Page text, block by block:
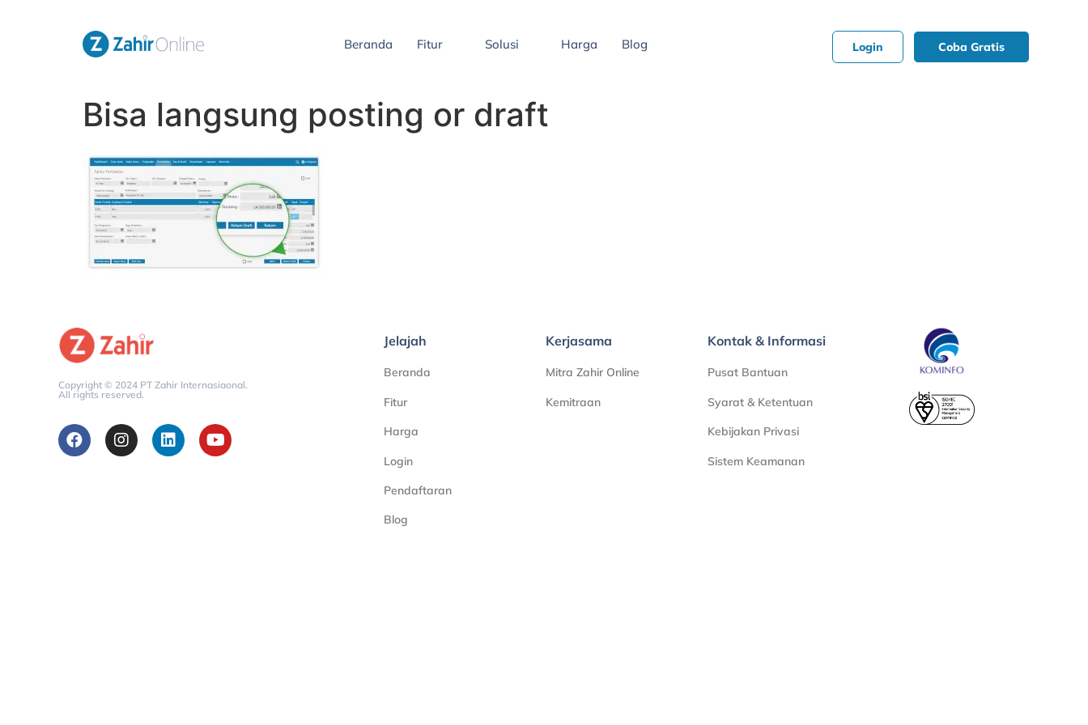
Beranda Fitur Solusi Harga Blog Login Coba Gratis
Bisa langsung posting or draft
Copyright © 2024 PT Zahir Internasiaonal.
All rights reserved.
Jelajah
Beranda
Fitur
Harga
Login
Pendaftaran
Blog
Kerjasama
Mitra Zahir Online
Kemitraan
Kontak & Informasi
Pusat Bantuan
Syarat & Ketentuan
Kebijakan Privasi
Sistem Keamanan